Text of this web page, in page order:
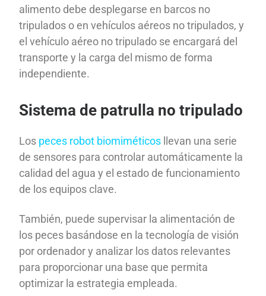
alimento debe desplegarse en barcos no
tripulados o en vehículos aéreos no tripulados, y
el vehículo aéreo no tripulado se encargará del
transporte y la carga del mismo de forma
independiente.
Sistema de patrulla no tripulado
Los peces robot biomiméticos llevan una serie
de sensores para controlar automáticamente la
calidad del agua y el estado de funcionamiento
de los equipos clave.
También, puede supervisar la alimentación de
los peces basándose en la tecnología de visión
por ordenador y analizar los datos relevantes
para proporcionar una base que permita
optimizar la estrategia empleada.